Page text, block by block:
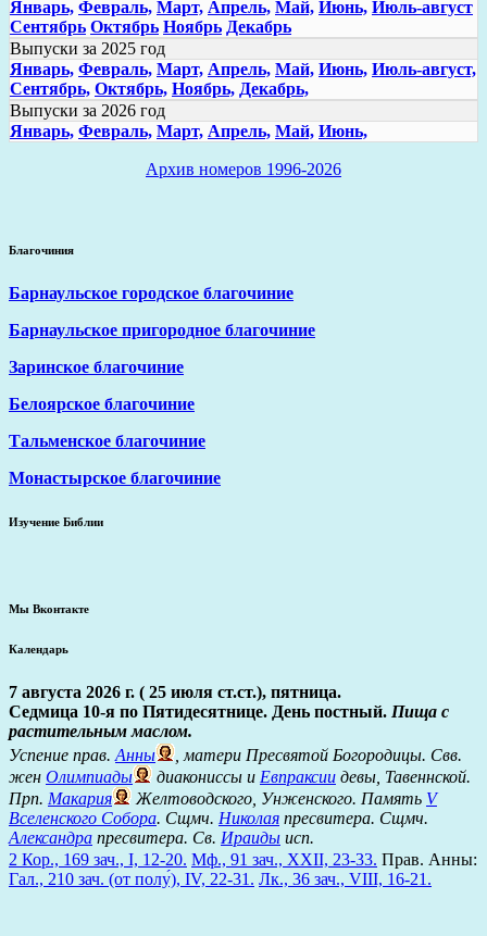
Январь, Февраль, Март, Апрель, Май, Июнь, Июль-август
Сентябрь Октябрь Ноябрь Декабрь
Выпуски за 2025 год
Январь, Февраль, Март, Апрель, Май, Июнь, Июль-август,
Сентябрь, Октябрь, Ноябрь, Декабрь,
Выпуски за 2026 год
Январь, Февраль, Март, Апрель, Май, Июнь,
Архив номеров 1996-2026
Благочиния
Барнаульское городское благочиние
Барнаульское пригородное благочиние
Заринское благочиние
Белоярское благочиние
Тальменское благочиние
Монастырское благочиние
Изучение Библии
Мы Вконтакте
Календарь
7 августа 2026 г. ( 25 июля ст.ст.), пятница.
Седмица 10-я по Пятидесятнице. День постный. Пища с
растительным маслом.
Успение прав. Анны
, матери Пресвятой Богородицы. Свв.
жен Олимпиады диакониссы и Евпраксии девы, Тавеннской.
Прп. Макария Желтоводского, Унженского. Память V
Вселенского Собора. Сщмч. Николая пресвитера. Сщмч.
Александра пресвитера. Св. Ираиды исп.
2 Кор., 169 зач., I, 12-20. Мф., 91 зач., XXII, 23-33. Прав. Анны:
Гал., 210 зач. (от полу́), IV, 22-31. Лк., 36 зач., VIII, 16-21.